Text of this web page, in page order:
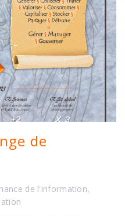
de
de l'information,